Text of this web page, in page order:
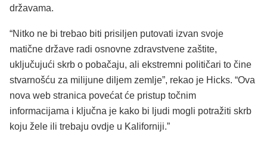
državama.
“Nitko ne bi trebao biti prisiljen putovati izvan svoje
matične države radi osnovne zdravstvene zaštite,
uključujući skrb o pobačaju, ali ekstremni političari to čine
stvarnošću za milijune diljem zemlje”, rekao je Hicks. “Ova
nova web stranica povećat će pristup točnim
informacijama i ključna je kako bi ljudi mogli potražiti skrb
koju žele ili trebaju ovdje u Kaliforniji.”